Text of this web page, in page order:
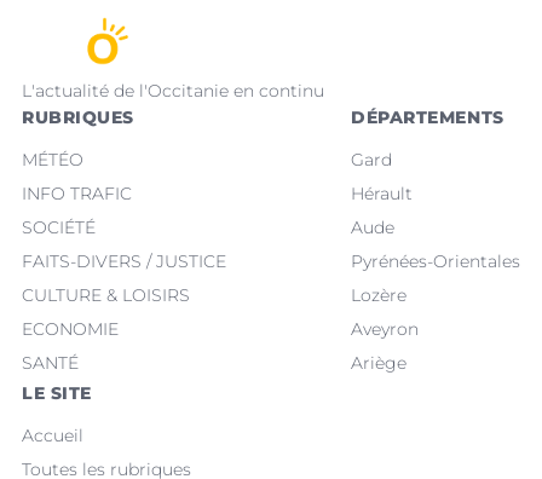
L'actualité de l'Occitanie en continu
RUBRIQUES
MÉTÉO
INFO TRAFIC
SOCIÉTÉ
FAITS-DIVERS / JUSTICE
CULTURE & LOISIRS
ECONOMIE
SANTÉ
DÉPARTEMENTS
Gard
Hérault
Aude
Pyrénées-Orientales
Lozère
Aveyron
Ariège
LE SITE
Accueil
Toutes les rubriques